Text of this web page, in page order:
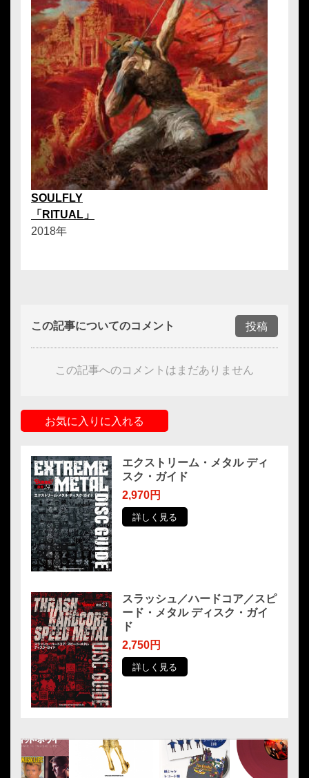
SOULFLY
「RITUAL」
2018年
この記事についてのコメント 投稿
この記事へのコメントはまだありません
お気に入りに入れる
エクストリーム・メタル ディ
スク・ガイド
2,970円
詳しく見る
スラッシュ／ハードコア／スピ
ード・メタル ディスク・ガイ
ド
2,750円
詳しく見る